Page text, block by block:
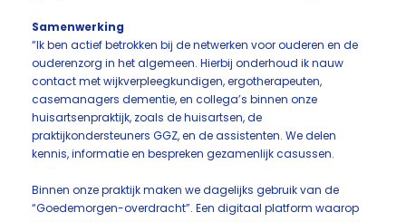
Samenwerking
“Ik ben actief betrokken bij de netwerken voor ouderen en de
ouderenzorg in het algemeen. Hierbij onderhoud ik nauw
contact met wijkverpleegkundigen, ergotherapeuten,
casemanagers dementie, en collega’s binnen onze
huisartsenpraktijk, zoals de huisartsen, de
praktijkondersteuners GGZ, en de assistenten. We delen
kennis, informatie en bespreken gezamenlijk casussen.
Binnen onze praktijk maken we dagelijks gebruik van de
“Goedemorgen-overdracht”. Een digitaal platform waarop